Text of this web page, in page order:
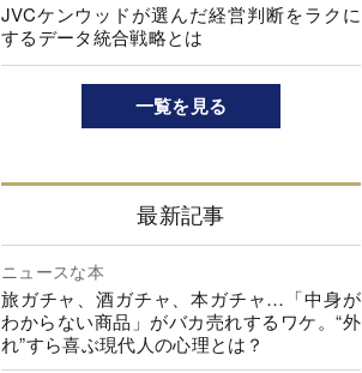
JVCケンウッドが選んだ経営判断をラクに
するデータ統合戦略とは
一覧を見る
最新記事
ニュースな本
旅ガチャ、酒ガチャ、本ガチャ…「中身が
わからない商品」がバカ売れするワケ。“外
れ”すら喜ぶ現代人の心理とは？